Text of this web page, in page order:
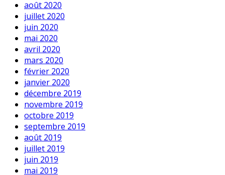
août 2020
juillet 2020
juin 2020
mai 2020
avril 2020
mars 2020
février 2020
janvier 2020
décembre 2019
novembre 2019
octobre 2019
septembre 2019
août 2019
juillet 2019
juin 2019
mai 2019